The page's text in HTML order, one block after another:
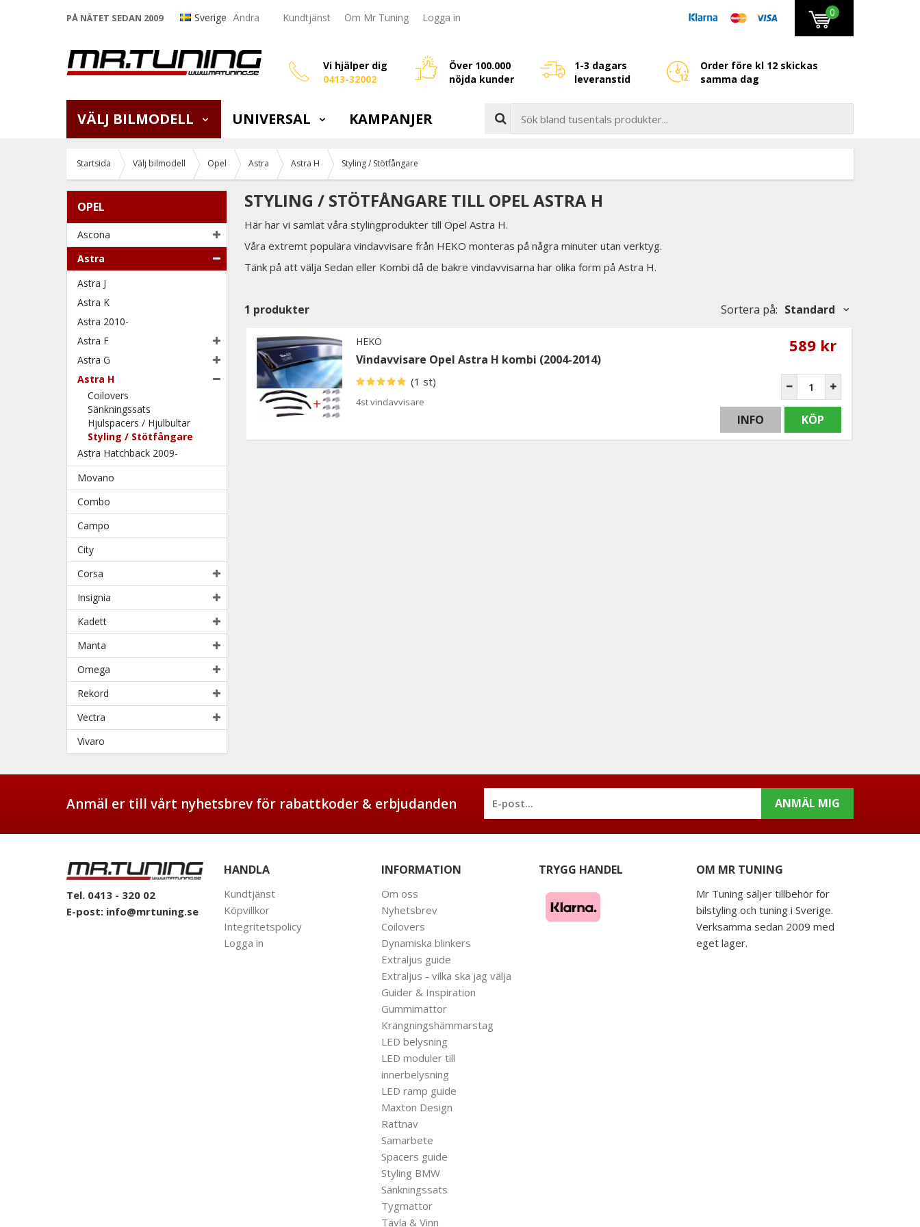
PÅ NÄTET SEDAN 2009 Sverige Ändra Kundtjänst Om Mr Tuning Logga in 0
Vi hjälper dig
0413-32002
Över 100.000
nöjda kunder
1-3 dagars
leveranstid
Order före kl 12 skickas
samma dag
VÄLJ BILMODELL UNIVERSAL KAMPANJER
Startsida Välj bilmodell Opel Astra Astra H Styling / Stötfångare
OPEL
Ascona
Astra
Astra J
Astra K
Astra 2010-
Astra F
Astra G
Astra H
Coilovers
Sänkningssats
Hjulspacers / Hjulbultar
Styling / Stötfångare
Astra Hatchback 2009-
Movano
Combo
Campo
City
Corsa
Insignia
Kadett
Manta
Omega
Rekord
Vectra
Vivaro
STYLING / STÖTFÅNGARE TILL OPEL ASTRA H
Här har vi samlat våra stylingprodukter till Opel Astra H.
Våra extremt populära vindavvisare från HEKO monteras på några minuter utan verktyg.
Tänk på att välja Sedan eller Kombi då de bakre vindavvisarna har olika form på Astra H.
1 produkter Sortera på: Standard
HEKO
Vindavvisare Opel Astra H kombi (2004-2014)
(1 st)
4st vindavvisare
589 kr
INFO KÖP
Anmäl er till vårt nyhetsbrev för rabattkoder & erbjudanden ANMÄL MIG
Tel. 0413 - 320 02
E-post: info@mrtuning.se
HANDLA
Kundtjänst
Köpvillkor
Integritetspolicy
Logga in
INFORMATION
Om oss
Nyhetsbrev
Coilovers
Dynamiska blinkers
Extraljus guide
Extraljus - vilka ska jag välja
Guider & Inspiration
Gummimattor
Krängningshämmarstag
LED belysning
LED moduler till
innerbelysning
LED ramp guide
Maxton Design
Rattnav
Samarbete
Spacers guide
Styling BMW
Sänkningssats
Tygmattor
Tävla & Vinn
TRYGG HANDEL OM MR TUNING
Mr Tuning säljer tillbehör för
bilstyling och tuning i Sverige.
Verksamma sedan 2009 med
eget lager.